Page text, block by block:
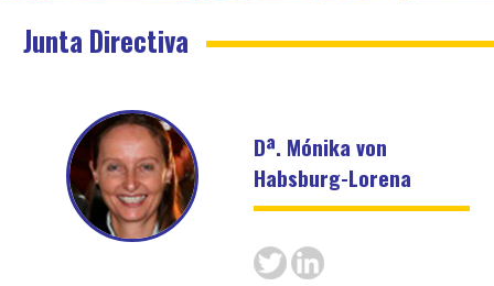
Junta Directiva
Dª. Mónika von
Habsburg-Lorena